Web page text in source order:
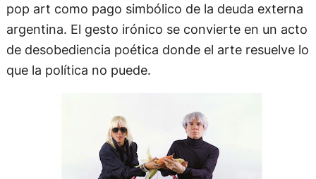
pop art como pago simbólico de la deuda externa
argentina. El gesto irónico se convierte en un acto
de desobediencia poética donde el arte resuelve lo
que la política no puede.